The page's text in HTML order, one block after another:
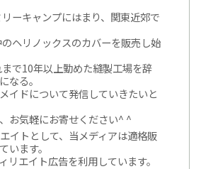
ーキャンプにはまり、関東近郊で
ヘリノックスのカバーを販売し始
で10年以上勤めた縫製工場を辞
なる。
イドについて発信していきたいと
お気軽にお寄せください^ ^
イトとして、当メディアは適格販
います。
リエイト広告を利用しています。